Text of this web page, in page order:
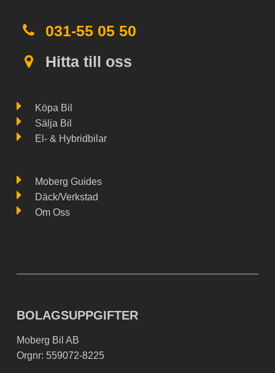
031-55 05 50
Hitta till oss
Köpa Bil
Sälja Bil
El- & Hybridbilar
Moberg Guides
Däck/Verkstad
Om Oss
BOLAGSUPPGIFTER
Moberg Bil AB
Orgnr: 559072-8225